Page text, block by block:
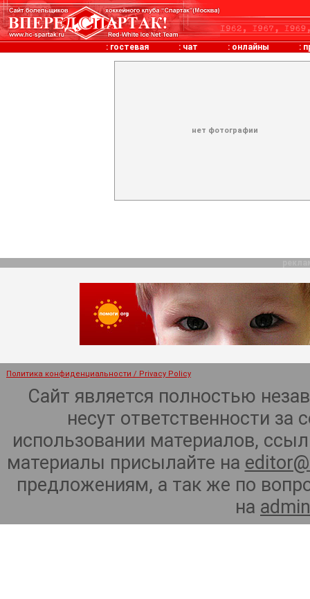
: гостевая : чат : онлайны :
нет фотографии
Политика конфиденциальности / Privacy Policy
Сайт является полностью
несут ответственности
использовании материалов,
материалы присылайте на
предложениям, а так же по
на